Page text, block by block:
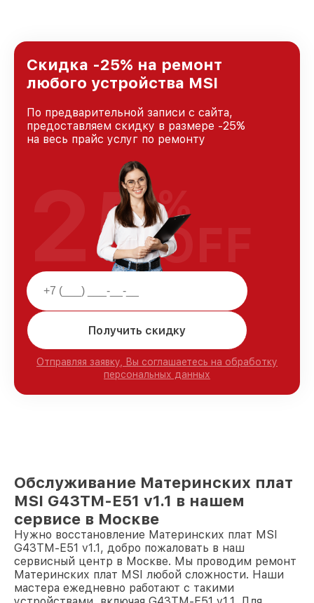
и лояльности наших клиентов.
Скидка -25% на ремонт
любого устройства MSI
По предварительной записи с сайта,
предоставляем скидку в размере -25%
на весь прайс услуг по ремонту
Получить скидку
Отправляя заявку, Вы соглашаетесь на обработку
персональных данных
25%
OFF
Обслуживание Материнских плат
MSI G43TM-E51 v1.1 в нашем
сервисе в Москве
Нужно восстановление Материнских плат MSI
G43TM-E51 v1.1, добро пожаловать в наш
сервисный центр в Москве. Мы проводим ремонт
Материнских плат MSI любой сложности. Наши
мастера ежедневно работают с такими